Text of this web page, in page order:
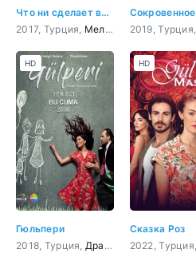
Что ни сделает влюбленный
2017, Турция, Мелодрама ,Комедия
Сокровенное
2019, Турция,
Гюльпери
2018, Турция, Драма
HD
Сказка Роз
2022, Турция,
HD